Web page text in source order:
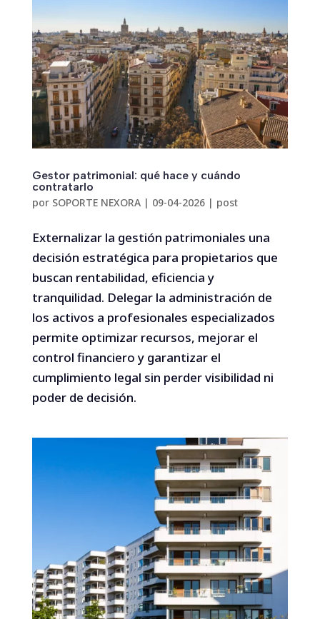
Gestor patrimonial: qué hace y cuándo
contratarlo
por SOPORTE NEXORA| 09-04-2026| post
Externalizar la gestión patrimoniales una
decisión estratégica para propietarios que
buscan rentabilidad, eficiencia y
tranquilidad. Delegar la administración de
los activos a profesionales especializados
permite optimizar recursos, mejorar el
control financiero y garantizar el
cumplimiento legal sin perder visibilidad ni
poder de decisión.